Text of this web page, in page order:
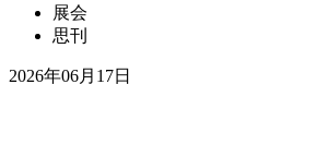
展会
思刊
2026年06月17日